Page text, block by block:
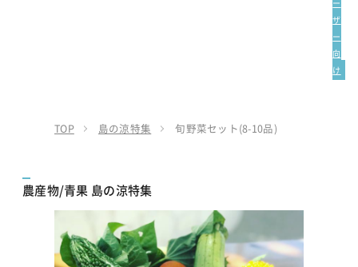
ー
ザ
ー
向
け
TOP 島の涼特集 旬野菜セット(8-10品)
農産物/青果 島の涼特集